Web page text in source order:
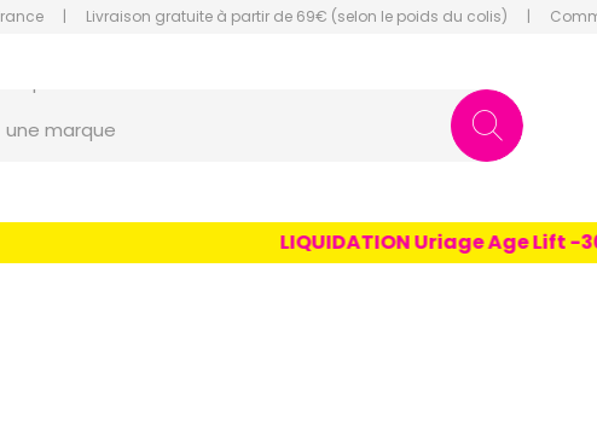
| Livraison gratuite à partir de 69€ (selon le poids du colis) |
Pharmacie Amiens Fachon
un conseil
une marque
LIQUIDATION Uriage Age Lift -